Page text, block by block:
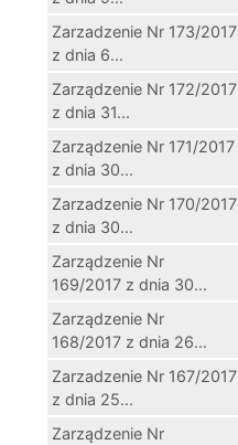
Zarzadzenie Nr 173/2017
z dnia 6...
Zarządzenie Nr 172/2017
z dnia 31...
Zarządzenie Nr 171/2017
z dnia 30...
Zarzadzenie Nr 170/2017
z dnia 30...
Zarządzenie Nr
169/2017 z dnia 30...
Zarządzenie Nr
168/2017 z dnia 26...
Zarzadzenie Nr 167/2017
z dnia 25...
Zarządzenie Nr